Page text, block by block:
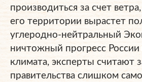
производиться за счет
его территории вырастет
углеродно-нейтральный
ничтожный прогресс России
климата, эксперты считают
правительства слишком